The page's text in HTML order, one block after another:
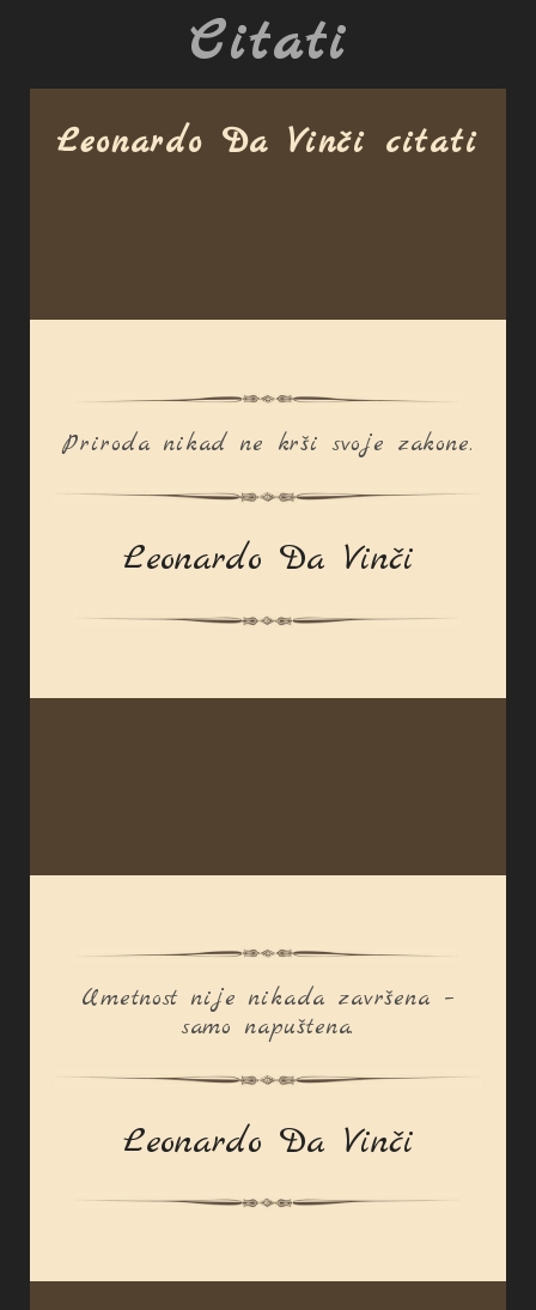
Citati
Leonardo Da Vinči citati
Priroda nikad ne krši svoje zakone.
Leonardo Da Vinči
Umetnost nije nikada završena –
samo napuštena.
Leonardo Da Vinči